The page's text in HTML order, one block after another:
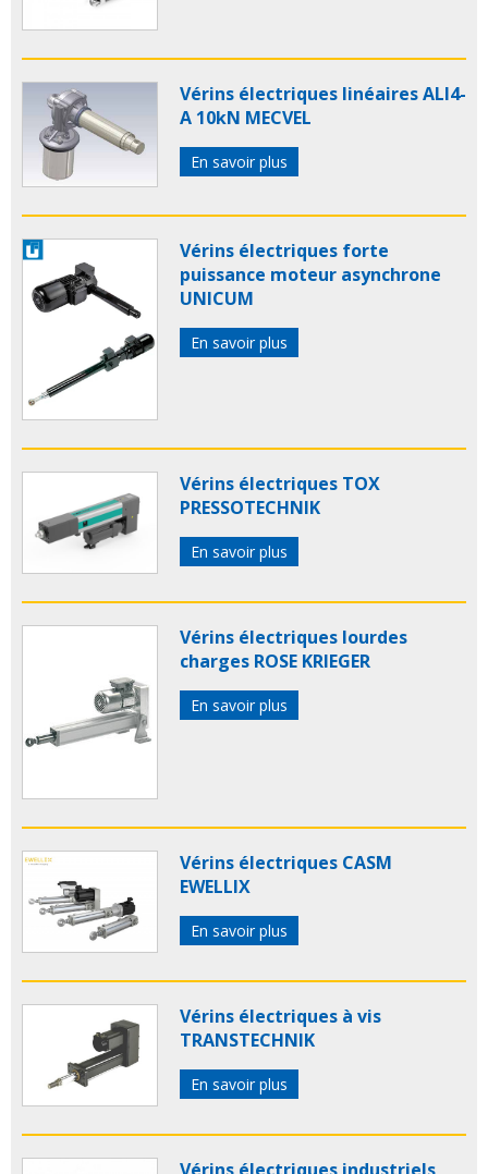
Vérins électriques linéaires ALI4-
A 10kN MECVEL
En savoir plus
Vérins électriques forte
puissance moteur asynchrone
UNICUM
En savoir plus
Vérins électriques TOX
PRESSOTECHNIK
En savoir plus
Vérins électriques lourdes
charges ROSE KRIEGER
En savoir plus
Vérins électriques CASM
EWELLIX
En savoir plus
Vérins électriques à vis
TRANSTECHNIK
En savoir plus